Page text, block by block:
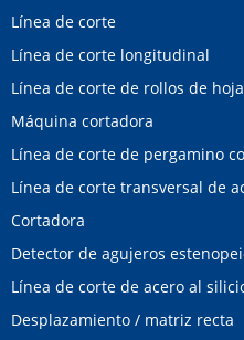
Línea de corte
Línea de corte longitudinal
Línea de corte de rollos de
Máquina cortadora
Línea de corte de pergamino
Línea de corte transversal de
Cortadora
Detector de agujeros
Línea de corte de acero al
Desplazamiento / matriz recta